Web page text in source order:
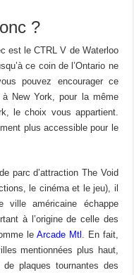
?
est le CTRL V de Waterloo
ce coin de l’Ontario ne
pouvez encourager ce
New York, pour la même
le choix vous appartient.
plus accessible pour le
parc d’attraction The Void
le cinéma et le jeu), il
ville américaine échappe
à l’origine de celle des
le Arcade Mtl . En fait,
mentionnées plus haut,
plaques tournantes des